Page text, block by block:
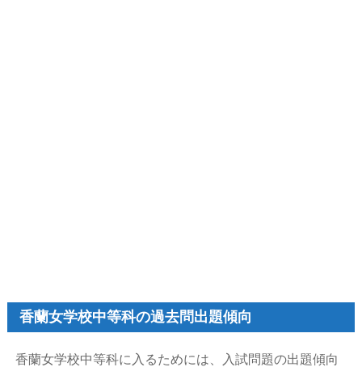
香蘭女学校中等科の過去問出題傾向
香蘭女学校中等科に入るためには、入試問題の出題傾向